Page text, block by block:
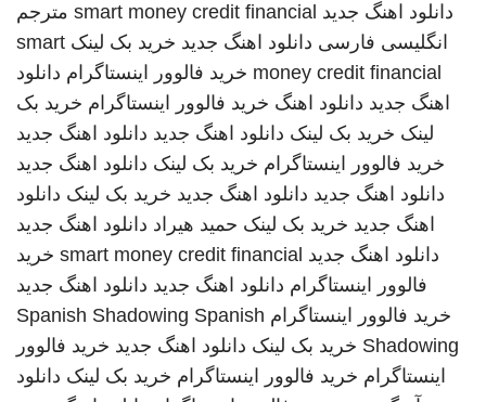
دانلود اهنگ جدید smart money credit financial مترجم
انگلیسی فارسی دانلود اهنگ جدید خرید بک لینک smart
money credit financial خرید فالوور اینستاگرام دانلود
اهنگ جدید دانلود اهنگ خرید فالوور اینستاگرام خرید بک
لینک خرید بک لینک دانلود اهنگ جدید دانلود اهنگ جدید
خرید فالوور اینستاگرام خرید بک لینک دانلود اهنگ جدید
دانلود اهنگ جدید دانلود اهنگ جدید خرید بک لینک دانلود
اهنگ جدید خرید بک لینک حمید هیراد دانلود اهنگ جدید
دانلود اهنگ جدید smart money credit financial خرید
فالوور اینستاگرام دانلود اهنگ جدید دانلود اهنگ جدید
خرید فالوور اینستاگرام
Spanish Shadowing Spanish
Shadowing خرید بک لینک دانلود اهنگ جدید خرید فالوور
اینستاگرام خرید فالوور اینستاگرام خرید بک لینک دانلود